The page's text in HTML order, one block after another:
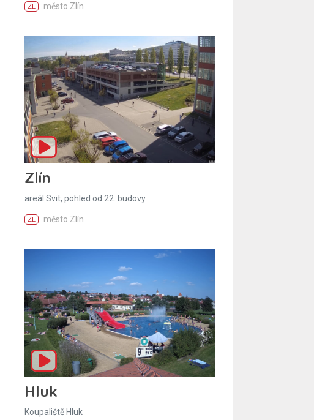
ZL město Zlín
Zlín
areál Svit, pohled od 22. budovy
ZL město Zlín
Hluk
Koupaliště Hluk